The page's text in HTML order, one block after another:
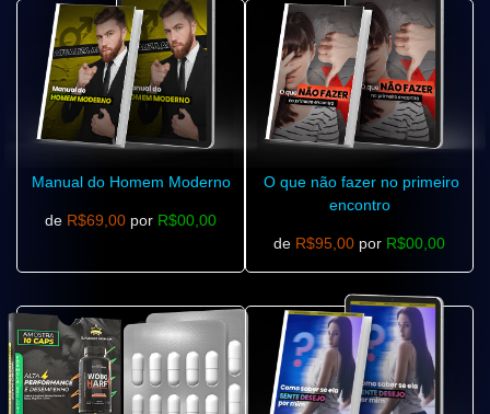
Manual do Homem Moderno
de R$69,00 por R$00,00
O que não fazer no primeiro
encontro
de R$95,00 por R$00,00